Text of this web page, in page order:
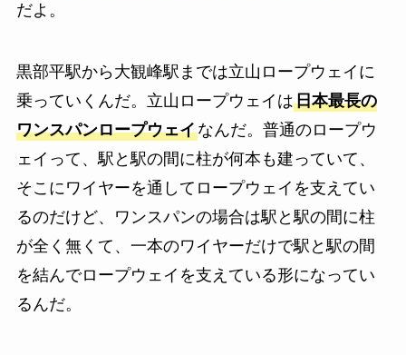
だよ。
黒部平駅から大観峰駅までは立山ロープウェイに
乗っていくんだ。立山ロープウェイは日本最長の
ワンスパンロープウェイなんだ。普通のロープウ
ェイって、駅と駅の間に柱が何本も建っていて、
そこにワイヤーを通してロープウェイを支えてい
るのだけど、ワンスパンの場合は駅と駅の間に柱
が全く無くて、一本のワイヤーだけで駅と駅の間
を結んでロープウェイを支えている形になってい
るんだ。